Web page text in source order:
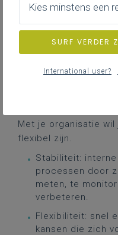
Types
Iedere organisatie
spanningen tussen
oriëntatie.
Met je organisatie
flexibel zijn.
Stabiliteit:
processen door
meten, te
verbeteren.
Flexibiliteit: snel
kansen die zich
Kies minstens een
SURF VERDER
International user?